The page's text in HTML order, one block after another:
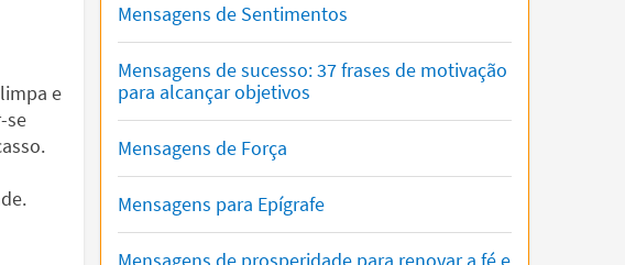
e
se
Mensagens de Sentimentos
Mensagens de sucesso: 37 frases de motivação
para alcançar objetivos
Mensagens de Força
Mensagens para Epígrafe